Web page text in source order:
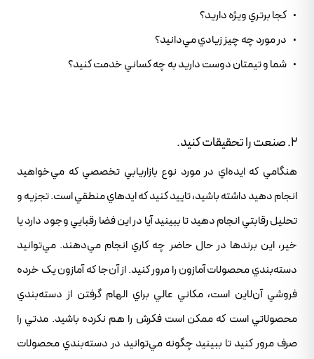
• کجا برتري ويژه داريد؟
• در مورد چه چيز زيادي مي‌دانيد؟
• شما و تيمتان دوست داريد به چه کساني خدمت کنيد؟
2. صنعت را تحقيقات کنيد.
هنگامي که ايده‌اي در مورد نوع بازاريابي تخصصي که مي‌خواهيد
انجام دهيد داشته باشيد، تاييد کنيد که ايدهاي منطقي است. تجزيه و
تحليل رقابتي انجام دهيد تا ببينيد آيا در اين فضا رقبايي وجود دارد يا
خير، اين برندها در حال حاضر چه کاري انجام مي‌دهند. مي‌توانيد
دسته‌بندي محصولات آمازون را مرور کنيد. از آن‌جا که آمازون يک خرده
فروشي آن‌لاين است، مکاني عالي براي الهام گرفتن از دسته‌بندي
محصولاتي است که ممکن است فکرش را هم نکرده باشيد. مدتي را
صرف مرور کنيد تا ببينيد چگونه مي‌توانيد در دسته‌بندي محصولات